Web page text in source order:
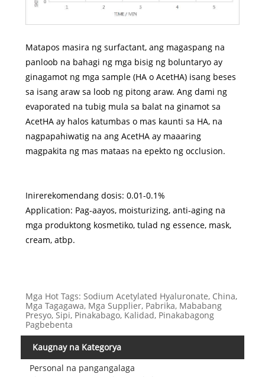
Matapos masira ng surfactant, ang magaspang na
panloob na bahagi ng mga bisig ng boluntaryo ay
ginagamot ng mga sample (HA o AcetHA) isang beses
sa isang araw sa loob ng pitong araw. Ang dami ng
evaporated na tubig mula sa balat na ginamot sa
AcetHA ay halos katumbas o mas kaunti sa HA, na
nagpapahiwatig na ang AcetHA ay maaaring
magpakita ng mas mataas na epekto ng occlusion.
Inirerekomendang dosis: 0.01-0.1%
Application: Pag-aayos, moisturizing, anti-aging na
mga produktong kosmetiko, tulad ng essence, mask,
cream, atbp.
Mga Hot Tags: Sodium Acetylated Hyaluronate, China,
Mga Tagagawa, Mga Supplier, Pabrika, Mababang
Presyo, Sipi, Pinakabago, Kalidad, Pinakabagong
Pagbebenta
Kaugnay na Kategorya
Personal na pangangalaga